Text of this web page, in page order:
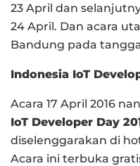
23 April dan
24 April. Dan acara
Bandung pada
Indonesia IoT
Acara 17 April 2016
IoT Developer Day
diselenggarakan di
Acara ini terbuka